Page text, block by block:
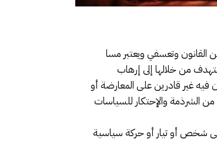
القانون وتعسفي ويعتبر مسا
من خلالها إلى إرهاب
فيه غير قادرين على المعارضة أو
الشرذمة والإحتكار للسياسات
شخص أو تيار أو حركة سياسية